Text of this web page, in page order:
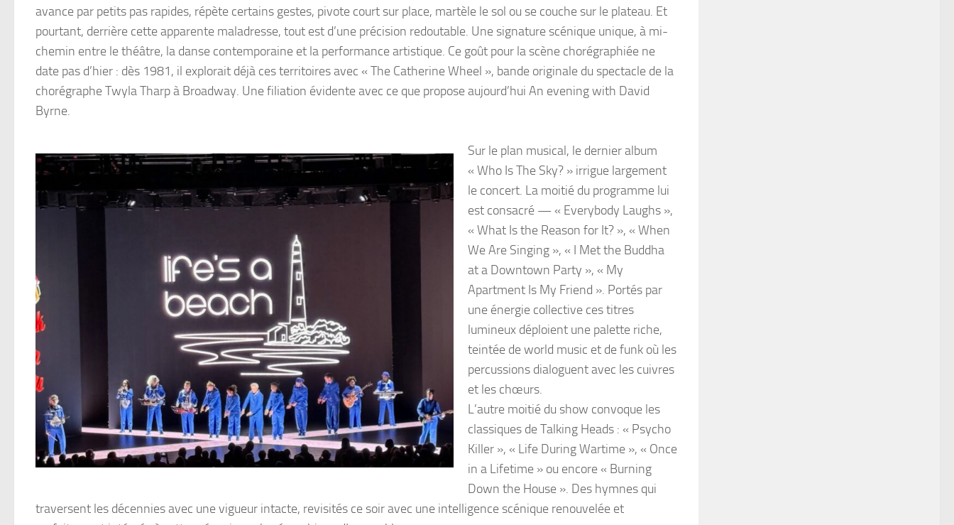
avance par petits pas rapides, répète certains gestes, pivote court sur place, martèle le sol ou se couche sur le plateau. Et
pourtant, derrière cette apparente maladresse, tout est d’une précision redoutable. Une signature scénique unique, à mi-
chemin entre le théâtre, la danse contemporaine et la performance artistique. Ce goût pour la scène chorégraphiée ne
date pas d’hier : dès 1981, il explorait déjà ces territoires avec « The Catherine Wheel », bande originale du spectacle de la
chorégraphe Twyla Tharp à Broadway. Une filiation évidente avec ce que propose aujourd’hui An evening with David
Byrne.
Sur le plan musical, le dernier album
« Who Is The Sky? » irrigue largement
le concert. La moitié du programme lui
est consacré — « Everybody Laughs »,
« What Is the Reason for It? », « When
We Are Singing », « I Met the Buddha
at a Downtown Party », « My
Apartment Is My Friend ». Portés par
une énergie collective ces titres
lumineux déploient une palette riche,
teintée de world music et de funk où les
percussions dialoguent avec les cuivres
et les chœurs.
L’autre moitié du show convoque les
classiques de Talking Heads : « Psycho
Killer », « Life During Wartime », « Once
in a Lifetime » ou encore « Burning
Down the House ». Des hymnes qui
traversent les décennies avec une vigueur intacte, revisités ce soir avec une intelligence scénique renouvelée et